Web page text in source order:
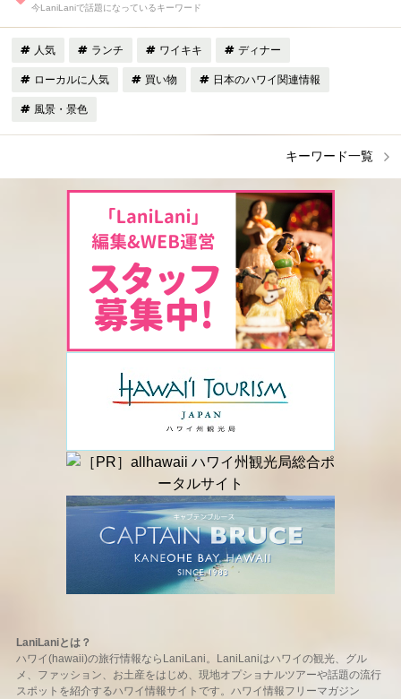
今LaniLaniで話題になっているキーワード
人気 ランチ ワイキキ ディナー
ローカルに人気 買い物 日本のハワイ関連情報
風景・景色
キーワード一覧
LaniLaniとは？
ハワイ(hawaii)の旅行情報ならLaniLani。LaniLaniはハワイの観光、グル
メ、ファッション、お土産をはじめ、現地オプショナルツアーや話題の流行
スポットを紹介するハワイ情報サイトです。ハワイ情報フリーマガジン